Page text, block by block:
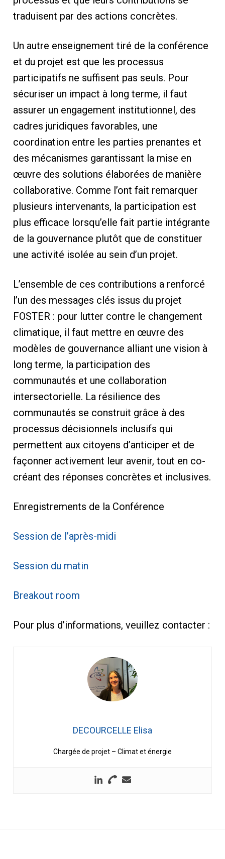
traduisent par des actions concrètes.
Un autre enseignement tiré de la conférence
et du projet est que les processus
participatifs ne suffisent pas seuls. Pour
sécuriser un impact à long terme, il faut
assurer un engagement institutionnel, des
cadres juridiques favorables, une
coordination entre les parties prenantes et
des mécanismes garantissant la mise en
œuvre des solutions élaborées de manière
collaborative. Comme l’ont fait remarquer
plusieurs intervenants, la participation est
plus efficace lorsqu’elle fait partie intégrante
de la gouvernance plutôt que de constituer
une activité isolée au sein d’un projet.
L’ensemble de ces contributions a renforcé
l’un des messages clés issus du projet
FOSTER : pour lutter contre le changement
climatique, il faut mettre en œuvre des
modèles de gouvernance alliant une vision à
long terme, la participation des
communautés et une collaboration
intersectorielle. La résilience des
communautés se construit grâce à des
processus décisionnels inclusifs qui
permettent aux citoyens d’anticiper et de
façonner activement leur avenir, tout en co-
créant des réponses concrètes et inclusives.
Enregistrements de la Conférence
Session de l’après-midi
Session du matin
Breakout room
Pour plus d’informations, veuillez contacter :
DECOURCELLE Elisa
Chargée de projet – Climat et énergie